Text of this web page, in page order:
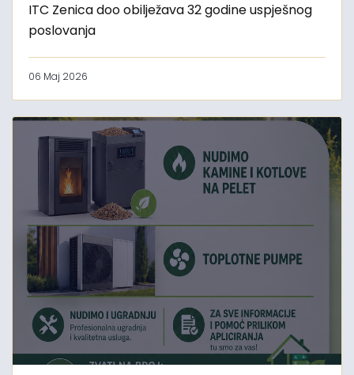
ITC Zenica doo obilježava 32 godine uspješnog
poslovanja
06 Maj 2026